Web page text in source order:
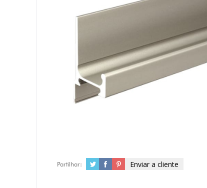
Partilhar: Enviar a cliente